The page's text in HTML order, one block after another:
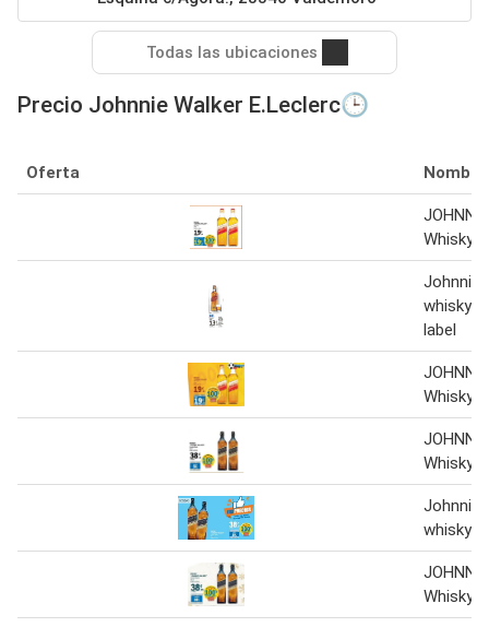
Todas las ubicaciones
Precio Johnnie Walker E.Leclerc🕒
Oferta Nombre
Whisky
Johnnie
whisky
label
Whisky
Whisky
Johnnie
whisky
Whisky